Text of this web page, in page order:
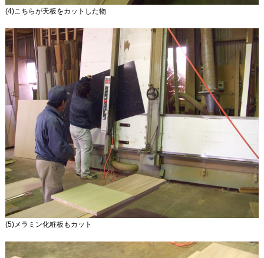
(4)こちらが天板をカットした物
(5)メラミン化粧板もカット